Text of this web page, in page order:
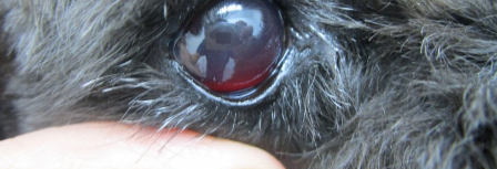
症例紹介 犬
症例紹介 猫
腫瘍